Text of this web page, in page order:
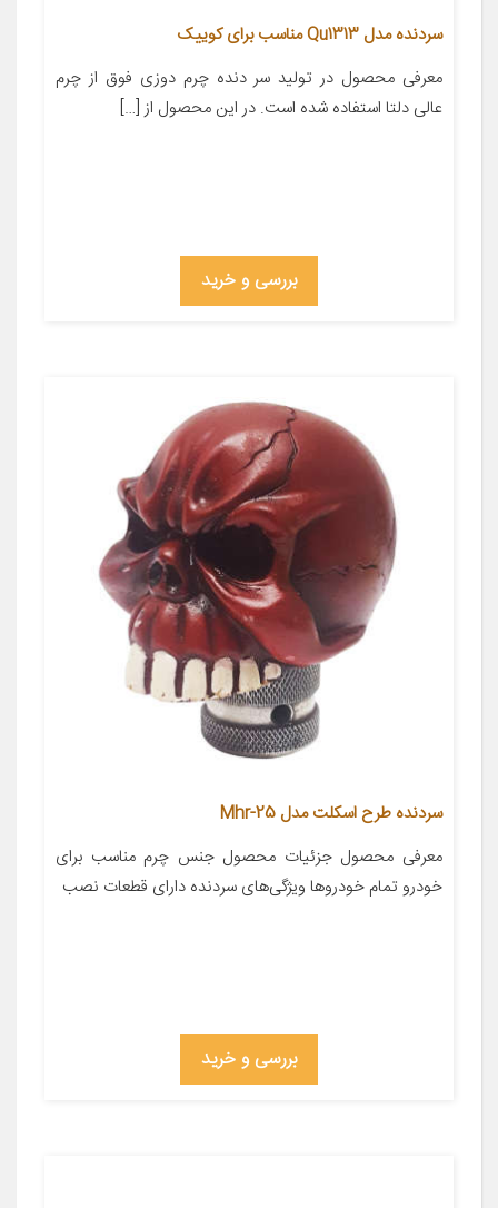
سردنده مدل Qu1313 مناسب برای کوییک
معرفی محصول در تولید سر دنده چرم دوزی فوق از چرم
عالی دلتا استفاده شده است. در این محصول از […]
بررسی و خرید
سردنده طرح اسکلت مدل Mhr-25
معرفی محصول جزئیات محصول جنس چرم مناسب برای
خودرو تمام خودروها ویژگی‌های سردنده دارای قطعات نصب
بررسی و خرید